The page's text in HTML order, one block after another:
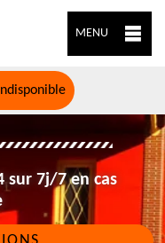
MENU
sur 7j/7 en cas